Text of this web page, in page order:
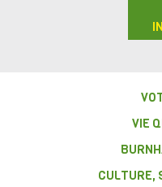
VIE
CULTURE,